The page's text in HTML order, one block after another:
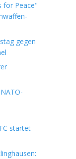
for Peace"
gegen
startet